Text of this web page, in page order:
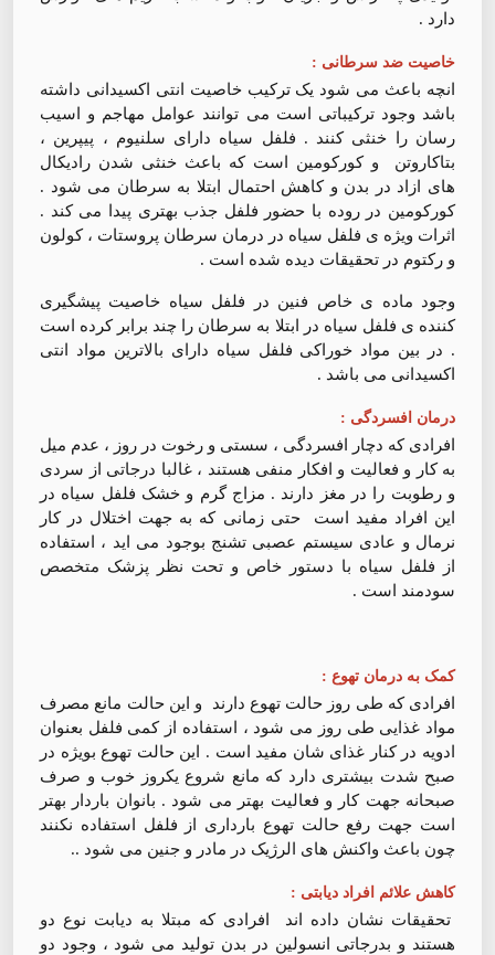
دارد .
خاصیت ضد سرطانی :
انچه باعث می شود یک ترکیب خاصیت انتی اکسیدانی داشته
باشد وجود ترکیباتی است می توانند عوامل مهاجم و اسیب
رسان را خنثی کنند . فلفل سیاه دارای سلنیوم ، پیپرین ،
بتاکاروتن و کورکومین است که باعث خنثی شدن رادیکال
های ازاد در بدن و کاهش احتمال ابتلا به سرطان می شود .
کورکومین در روده با حضور فلفل جذب بهتری پیدا می کند .
اثرات ویژه ی فلفل سیاه در درمان سرطان پروستات ، کولون
و رکتوم در تحقیقات دیده شده است .
وجود ماده ی خاص فنین در فلفل سیاه خاصیت پیشگیری
کننده ی فلفل سیاه در ابتلا به سرطان را چند برابر کرده است
. در بین مواد خوراکی فلفل سیاه دارای بالاترین مواد انتی
اکسیدانی می باشد .
درمان افسردگی :
افرادی که دچار افسردگی ، سستی و رخوت در روز ، عدم میل
به کار و فعالیت و افکار منفی هستند ، غالبا درجاتی از سردی
و رطوبت را در مغز دارند . مزاج گرم و خشک فلفل سیاه در
این افراد مفید است ‌ حتی زمانی که به جهت اختلال در کار
نرمال و عادی سیستم عصبی تشنج بوجود می اید ، استفاده
از فلفل سیاه با دستور خاص و تحت نظر پزشک متخصص
سودمند است .
کمک به درمان تهوع :
افرادی که طی روز حالت تهوع دارند و این حالت مانع مصرف
مواد غذایی طی روز می شود ، استفاده از کمی فلفل بعنوان
ادویه در کنار غذای شان مفید است . این حالت تهوع بویژه در
صبح شدت بیشتری دارد که مانع شروع یکروز خوب و صرف
صبحانه جهت کار و فعالیت بهتر می شود ‌. بانوان باردار بهتر
است جهت رفع حالت تهوع بارداری از فلفل استفاده نکنند
چون باعث واکنش های الرژیک در مادر و جنین می شود ..
کاهش علائم افراد دیابتی :
تحقیقات نشان داده اند افرادی که مبتلا به دیابت نوع دو
هستند و بدرجاتی انسولین در بدن تولید می شود ، وجود دو